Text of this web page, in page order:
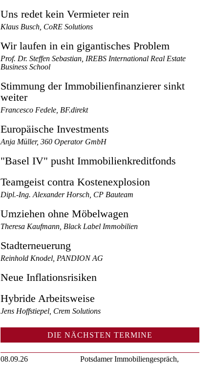
Uns redet kein Vermieter rein
Klaus Busch, CoRE Solutions
Wir laufen in ein gigantisches Problem
Prof. Dr. Steffen Sebastian, IREBS International Real Estate
Business School
Stimmung der Immobilienfinanzierer sinkt
weiter
Francesco Fedele, BF.direkt
Europäische Investments
Anja Müller, 360 Operator GmbH
"Basel IV" pusht Immobilienkreditfonds
Teamgeist contra Kostenexplosion
Dipl.-Ing. Alexander Horsch, CP Bauteam
Umziehen ohne Möbelwagen
Theresa Kaufmann, Black Label Immobilien
Stadterneuerung
Reinhold Knodel, PANDION AG
Neue Inflationsrisiken
Hybride Arbeitsweise
Jens Hoffstiepel, Crem Solutions
DIE NÄCHSTEN TERMINE
08.09.26
Potsdamer Immobiliengespräch,